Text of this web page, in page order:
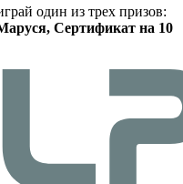
один из трех призов:
Сертификат на 10